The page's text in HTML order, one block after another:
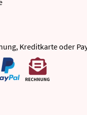
Kreditkarte oder